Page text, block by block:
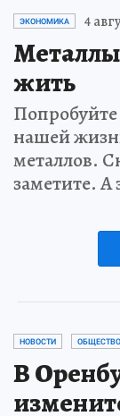
ЭКОНОМИКА 4
жить
нашей
металлов.
заметите.
НОВОСТИ ОБЩЕСТВО
В